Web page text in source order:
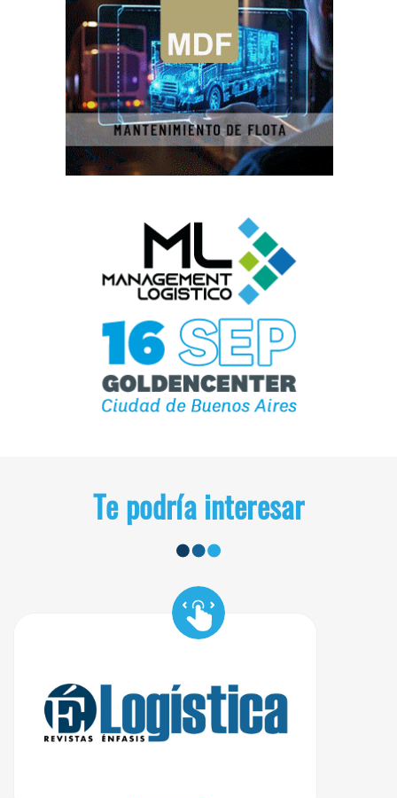
Te podría interesar